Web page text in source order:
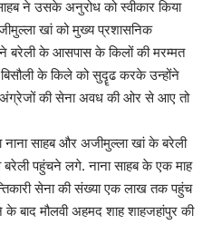
ने उसके अनुरोध को स्वीकार किया
खां को मुख्य प्रशासनिक
ने बरेली के आसपास के किलों की मरम्मत
के किले को सुदॄढ करके उन्होंने
अंग्रेजों की सेना अवध की ओर से आए तो
नाना साहब और अजीमुल्ला खां के बरेली
पहुंचने लगे. नाना साहब के एक माह
सेना की संख्या एक लाख तक पहुंच
बाद मौलवी अहमद शाह शाहजहांपुर की